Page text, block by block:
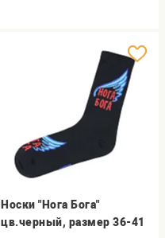
Носки "Нога Бога"
цв.черный, размер 36-41